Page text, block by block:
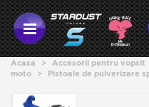
Acasa > Accesorii pentru vopsit
moto
> Pistoale de pulverizare